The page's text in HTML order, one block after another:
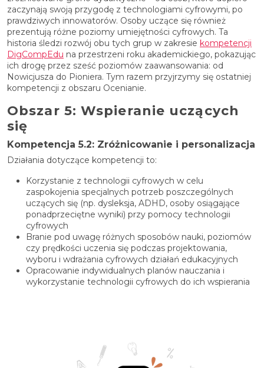
zaczynają swoją przygodę z technologiami cyfrowymi, po
prawdziwych innowatorów. Osoby uczące się również
prezentują różne poziomy umiejętności cyfrowych. Ta
historia śledzi rozwój obu tych grup w zakresie kompetencji
DigCompEdu na przestrzeni roku akademickiego, pokazując
ich drogę przez sześć poziomów zaawansowania: od
Nowicjusza do Pioniera. Tym razem przyjrzymy się ostatniej
kompetencji z obszaru Ocenianie.
Obszar 5: Wspieranie uczących
się
Kompetencja 5.2: Zróżnicowanie i personalizacja
Działania dotyczące kompetencji to:
Korzystanie z technologii cyfrowych w celu
zaspokojenia specjalnych potrzeb poszczególnych
uczących się (np. dysleksja, ADHD, osoby osiągające
ponadprzeciętne wyniki) przy pomocy technologii
cyfrowych
Branie pod uwagę różnych sposobów nauki, poziomów
czy prędkości uczenia się podczas projektowania,
wyboru i wdrażania cyfrowych działań edukacyjnych
Opracowanie indywidualnych planów nauczania i
wykorzystanie technologii cyfrowych do ich wspierania